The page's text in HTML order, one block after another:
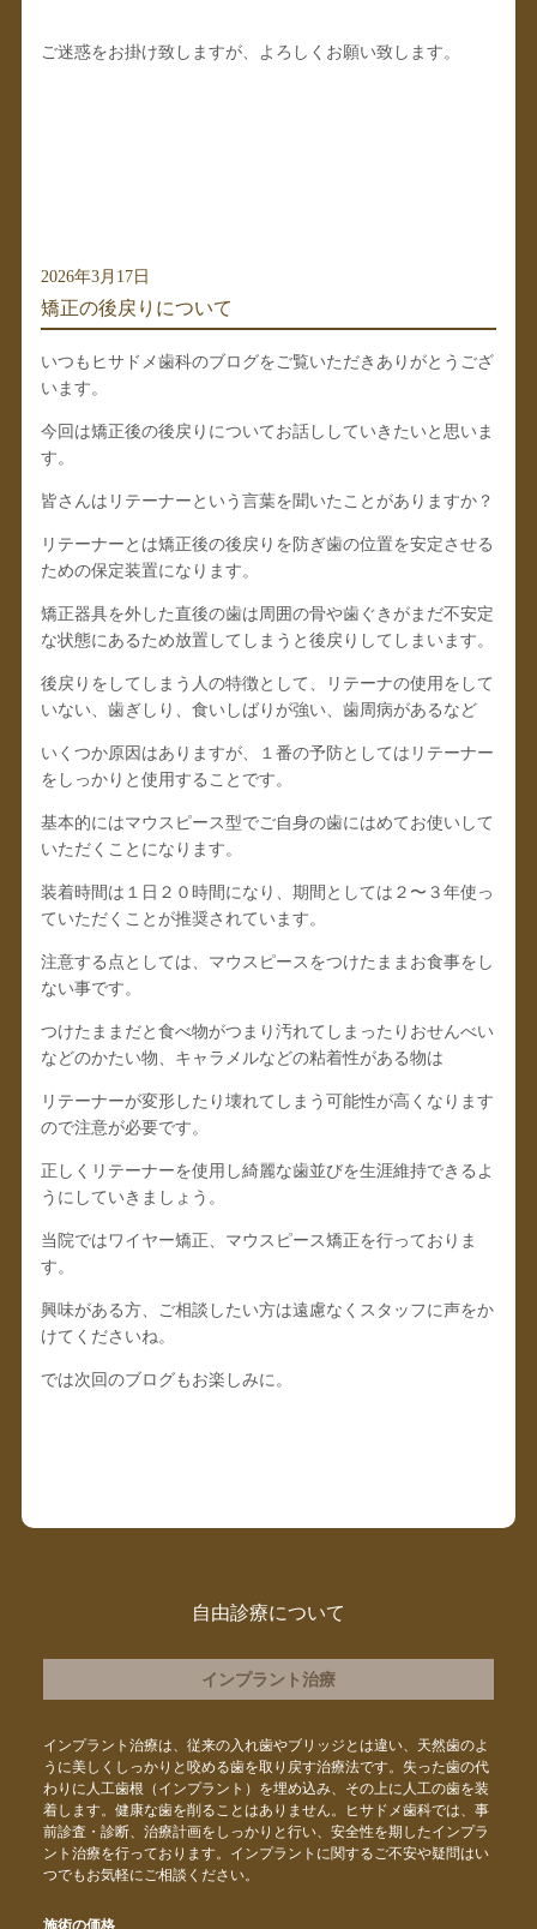
ご迷惑をお掛け致しますが、よろしくお願い致します。
2026年3月17日
矯正の後戻りについて
いつもヒサドメ歯科のブログをご覧いただきありがとうござ
います。
今回は矯正後の後戻りについてお話ししていきたいと思いま
す。
皆さんはリテーナーという言葉を聞いたことがありますか？
リテーナーとは矯正後の後戻りを防ぎ歯の位置を安定させる
ための保定装置になります。
矯正器具を外した直後の歯は周囲の骨や歯ぐきがまだ不安定
な状態にあるため放置してしまうと後戻りしてしまいます。
後戻りをしてしまう人の特徴として、リテーナの使用をして
いない、歯ぎしり、食いしばりが強い、歯周病があるなど
いくつか原因はありますが、１番の予防としてはリテーナー
をしっかりと使用することです。
基本的にはマウスピース型でご自身の歯にはめてお使いして
いただくことになります。
装着時間は１日２０時間になり、期間としては２〜３年使っ
ていただくことが推奨されています。
注意する点としては、マウスピースをつけたままお食事をし
ない事です。
つけたままだと食べ物がつまり汚れてしまったりおせんべい
などのかたい物、キャラメルなどの粘着性がある物は
リテーナーが変形したり壊れてしまう可能性が高くなります
ので注意が必要です。
正しくリテーナーを使用し綺麗な歯並びを生涯維持できるよ
うにしていきましょう。
当院ではワイヤー矯正、マウスピース矯正を行っておりま
す。
興味がある方、ご相談したい方は遠慮なくスタッフに声をか
けてくださいね。
では次回のブログもお楽しみに。
自由診療について
インプラント治療
インプラント治療は、従来の入れ歯やブリッジとは違い、天然歯のよ
うに美しくしっかりと咬める歯を取り戻す治療法です。失った歯の代
わりに人工歯根（インプラント）を埋め込み、その上に人工の歯を装
着します。健康な歯を削ることはありません。ヒサドメ歯科では、事
前診査・診断、治療計画をしっかりと行い、安全性を期したインプラ
ント治療を行っております。インプラントに関するご不安や疑問はい
つでもお気軽にご相談ください。
施術の価格